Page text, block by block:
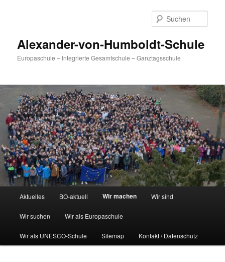
Alexander-von-Humboldt-Schule
Europaschule – Integrierte Gesamtschule – Ganztagsschule
Aktuelles BO-aktuell Wir machen Wir sind
Wir suchen Wir als Europaschule
Wir als UNESCO-Schule Sitemap Kontakt / Datenschutz